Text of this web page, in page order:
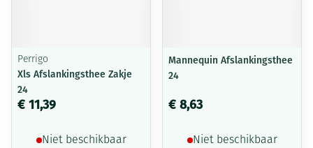
Perrigo
Xls Afslankingsthee Zakje
24
€ 11,39
Niet beschikbaar
Mannequin Afslankingsthee
24
€ 8,63
Niet beschikbaar